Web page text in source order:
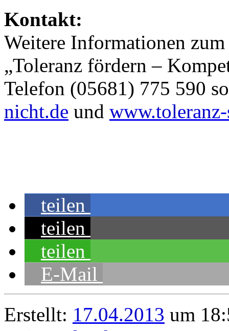
Kontakt:
Weitere Informationen
„Toleranz fördern –
Telefon (05681) 775 590
nicht.de und
teilen
teilen
teilen
E-Mail
Erstellt: 17.04.2013 um